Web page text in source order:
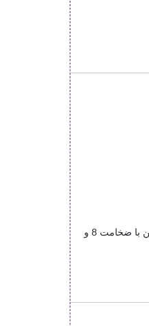
قرنیزها در ارتفاع‌های مختلفی از قبیل 7سانت 9سانت و 15 سانت و... تولید می‌شوند. ارتفاع مناسب را بر اساس اندازه اتاق و سبک دکوراسیون انتخاب کنید هم چنین با ضخامت 8 و